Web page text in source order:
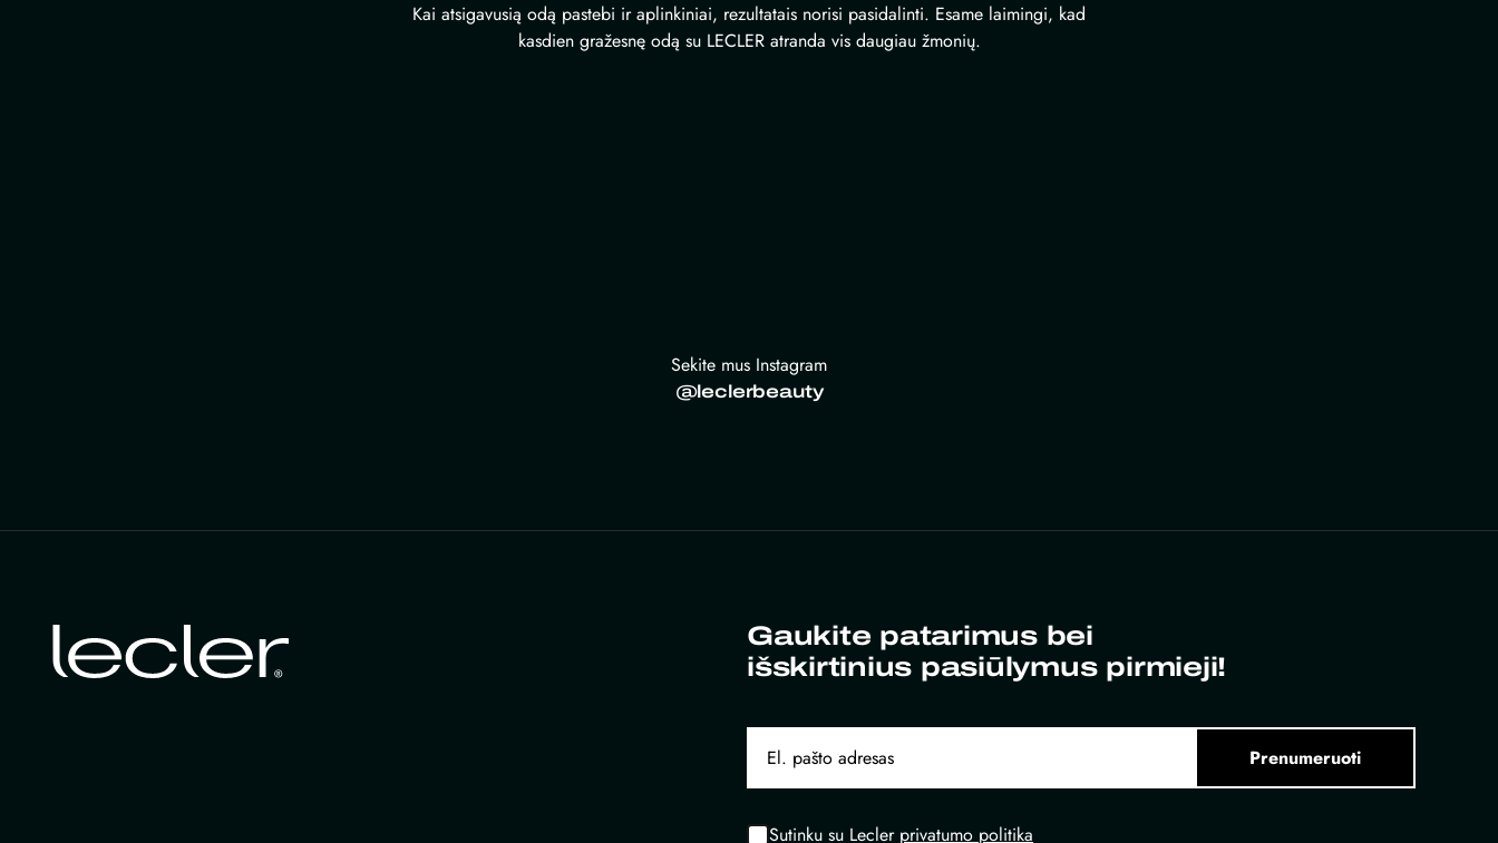
Kai atsigavusią odą pastebi ir aplinkiniai, rezultatais norisi pasidalinti. Esame laimingi, kad
kasdien gražesnę odą su LECLER atranda vis daugiau žmonių.
Sekite mus Instagram
@leclerbeauty
Gaukite patarimus bei
išskirtinius pasiūlymus pirmieji!
Prenumeruoti
Sutinku su Lecler privatumo politika